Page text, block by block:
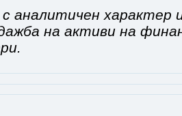
аналитичен характер
на активи на